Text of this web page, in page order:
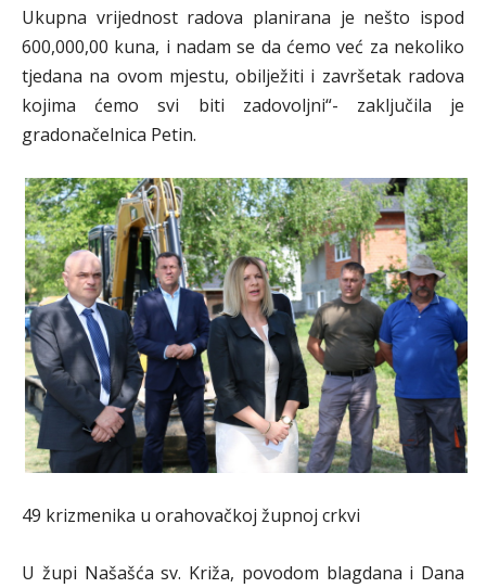
Ukupna vrijednost radova planirana je nešto ispod
600,000,00 kuna, i nadam se da ćemo već za nekoliko
tjedana na ovom mjestu, obilježiti i završetak radova
kojima ćemo svi biti zadovoljni“- zaključila je
gradonačelnica Petin.
49 krizmenika u orahovačkoj župnoj crkvi
U župi Našašća sv. Križa, povodom blagdana i Dana